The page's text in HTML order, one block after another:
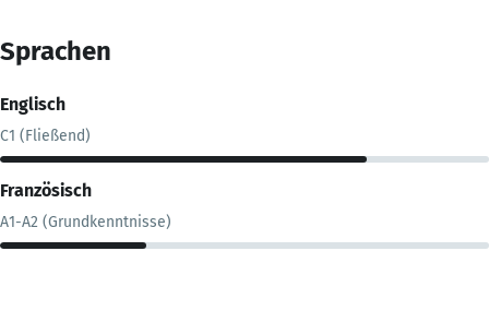
Sprachen
Englisch
C1 (Fließend)
Französisch
A1-A2 (Grundkenntnisse)